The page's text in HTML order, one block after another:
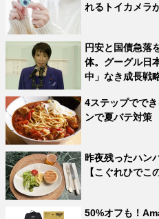
れるトイカメラ
円安と国債急落
体。グーグル日
中」なき成長戦
4ステップでで
ンで夏バテ対策
昨夜残ったハン
【こぐれひでこ
50%オフも！